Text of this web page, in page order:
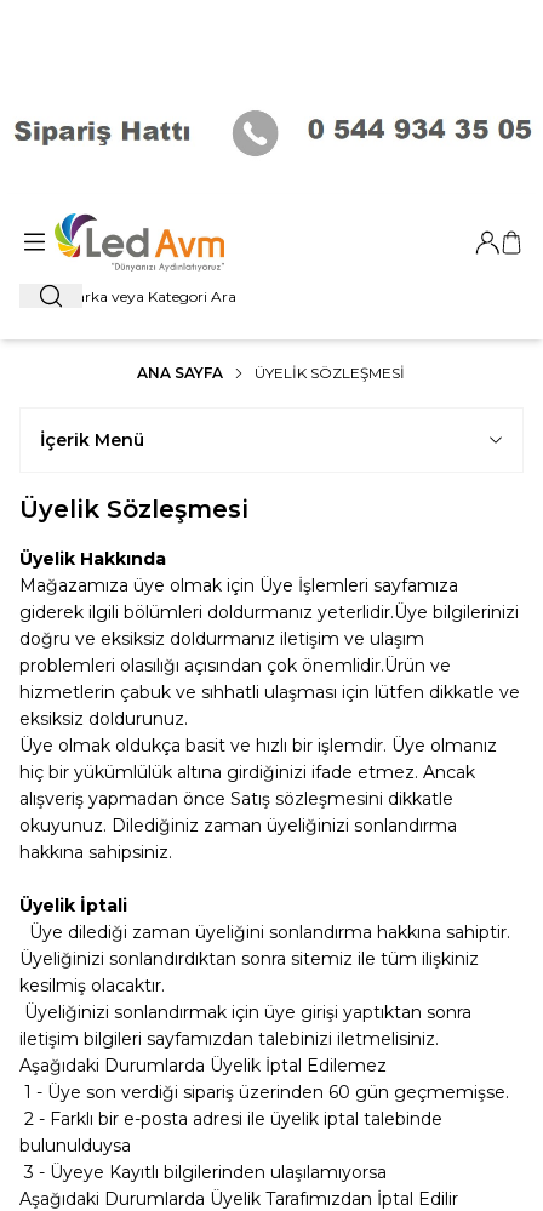
Ara
Giriş
ANA SAYFA ÜYELIK SÖZLEŞMESI
İçerik Menü
Üyelik Sözleşmesi
Üyelik Hakkında
Mağazamıza üye olmak için Üye İşlemleri sayfamıza
giderek ilgili bölümleri doldurmanız yeterlidir.Üye bilgilerinizi
doğru ve eksiksiz doldurmanız iletişim ve ulaşım
problemleri olasılığı açısından çok önemlidir.Ürün ve
hizmetlerin çabuk ve sıhhatli ulaşması için lütfen dikkatle ve
eksiksiz doldurunuz.
Üye olmak oldukça basit ve hızlı bir işlemdir. Üye olmanız
hiç bir yükümlülük altına girdiğinizi ifade etmez. Ancak
alışveriş yapmadan önce Satış sözleşmesini dikkatle
okuyunuz. Dilediğiniz zaman üyeliğinizi sonlandırma
hakkına sahipsiniz.
Üyelik İptali
Üye dilediği zaman üyeliğini sonlandırma hakkına sahiptir.
Üyeliğinizi sonlandırdıktan sonra sitemiz ile tüm ilişkiniz
kesilmiş olacaktır.
Üyeliğinizi sonlandırmak için üye girişi yaptıktan sonra
iletişim bilgileri sayfamızdan talebinizi iletmelisiniz.
Aşağıdaki Durumlarda Üyelik İptal Edilemez
1 - Üye son verdiği sipariş üzerinden 60 gün geçmemişse.
2 - Farklı bir e-posta adresi ile üyelik iptal talebinde
bulunulduysa
3 - Üyeye Kayıtlı bilgilerinden ulaşılamıyorsa
Aşağıdaki Durumlarda Üyelik Tarafımızdan İptal Edilir